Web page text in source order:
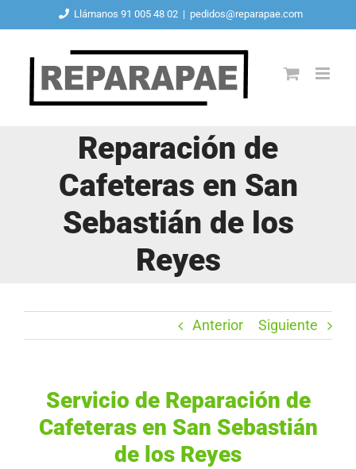
contenido
Llámanos 91 005 48 02 | pedidos@reparapae.com
Reparación de
Cafeteras en San
Sebastián de los
Reyes
Anterior Siguiente
Servicio de Reparación de
Cafeteras en San Sebastián
de los Reyes